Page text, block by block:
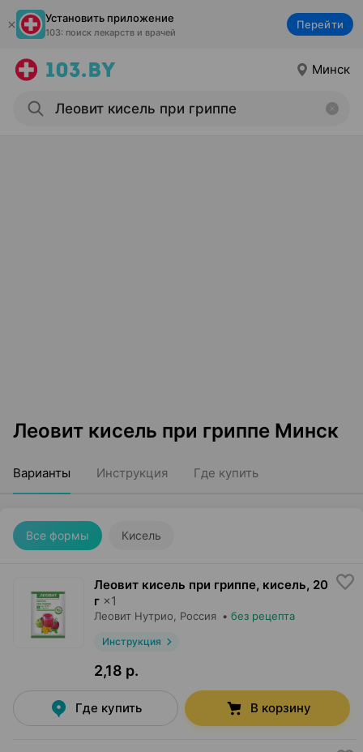
Установить приложение
103: поиск лекарств и врачей
Перейти
Минск
Леовит кисель при гриппе Минск
Варианты Инструкция Где купить
Все формы Кисель
Леовит кисель при гриппе, кисель, 20
г ×1
Леовит Нутрио , Россия • без рецепта
Инструкция
2,18 р.
Где купить В корзину